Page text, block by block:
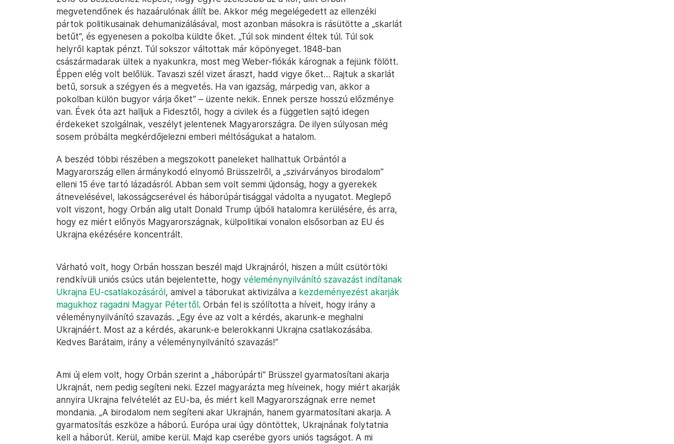
megvetendőnek és hazaárulónak állít be. Akkor még megelégedett az ellenzéki
pártok politikusainak dehumanizálásával, most azonban másokra is rásütötte a „skarlát
betűt”, és egyenesen a pokolba küldte őket. „Túl sok mindent éltek túl. Túl sok
helyről kaptak pénzt. Túl sokszor váltottak már köpönyeget. 1848-ban
császármadarak ültek a nyakunkra, most meg Weber-fiókák kárognak a fejünk fölött.
Éppen elég volt belőlük. Tavaszi szél vizet áraszt, hadd vigye őket… Rajtuk a skarlát
betű, sorsuk a szégyen és a megvetés. Ha van igazság, márpedig van, akkor a
pokolban külön bugyor várja őket” – üzente nekik. Ennek persze hosszú előzménye
van. Évek óta azt halljuk a Fidesztől, hogy a civilek és a független sajtó idegen
érdekeket szolgálnak, veszélyt jelentenek Magyarországra. De ilyen súlyosan még
sosem próbálta megkérdőjelezni emberi méltóságukat a hatalom.
A beszéd többi részében a megszokott paneleket hallhattuk Orbántól a
Magyarország ellen ármánykodó elnyomó Brüsszelről, a „szivárványos birodalom”
elleni 15 éve tartó lázadásról. Abban sem volt semmi újdonság, hogy a gyerekek
átnevelésével, lakosságcserével és háborúpártisággal vádolta a nyugatot. Meglepő
volt viszont, hogy Orbán alig utalt Donald Trump újbóli hatalomra kerülésére, és arra,
hogy ez miért előnyös Magyarországnak, külpolitikai vonalon elsősorban az EU és
Ukrajna ekézésére koncentrált.
Várható volt, hogy Orbán hosszan beszél majd Ukrajnáról, hiszen a múlt csütörtöki
rendkívüli uniós csúcs után bejelentette, hogy véleménynyilvánító szavazást indítanak
Ukrajna EU-csatlakozásáról, amivel a táborukat aktivizálva a kezdeményezést akarják
magukhoz ragadni Magyar Pétertől. Orbán fel is szólította a híveit, hogy irány a
véleménynyilvánító szavazás. „Egy éve az volt a kérdés, akarunk-e meghalni
Ukrajnáért. Most az a kérdés, akarunk-e belerokkanni Ukrajna csatlakozásába.
Kedves Barátaim, irány a véleménynyilvánító szavazás!”
Ami új elem volt, hogy Orbán szerint a „háborúpárti” Brüsszel gyarmatosítani akarja
Ukrajnát, nem pedig segíteni neki. Ezzel magyarázta meg híveinek, hogy miért akarják
annyira Ukrajna felvételét az EU-ba, és miért kell Magyarországnak erre nemet
mondania. „A birodalom nem segíteni akar Ukrajnán, hanem gyarmatosítani akarja. A
gyarmatosítás eszköze a háború. Európa urai úgy döntöttek, Ukrajnának folytatnia
kell a háborút. Kerül, amibe kerül. Majd kap cserébe gyors uniós tagságot. A mi